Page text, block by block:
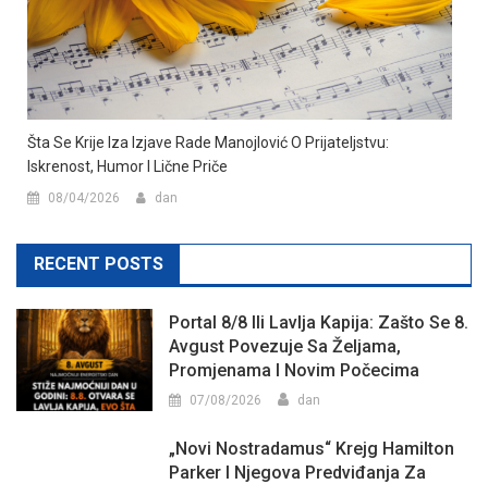
Šta Se Krije Iza Izjave Rade Manojlović O Prijateljstvu:
Iskrenost, Humor I Lične Priče
08/04/2026 dan
RECENT POSTS
Portal 8/8 Ili Lavlja Kapija: Zašto Se 8.
Avgust Povezuje Sa Željama,
Promjenama I Novim Počecima
07/08/2026 dan
„Novi Nostradamus“ Krejg Hamilton
Parker I Njegova Predviđanja Za